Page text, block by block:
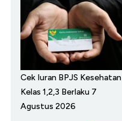
Cek Iuran BPJS Kesehatan
Kelas 1,2,3 Berlaku 7
Agustus 2026